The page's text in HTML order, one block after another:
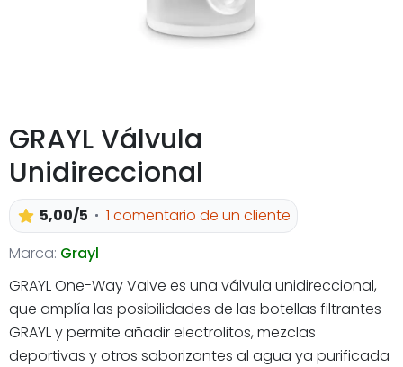
GRAYL Válvula
Unidireccional
5,00/5
1 comentario de un cliente
Marca: Grayl
GRAYL One-Way Valve es una válvula unidireccional,
que amplía las posibilidades de las botellas filtrantes
GRAYL y permite añadir electrolitos, mezclas
deportivas y otros saborizantes al agua ya purificada